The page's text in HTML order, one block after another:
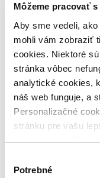
Môžeme pracovať
Aby sme vedeli,
mohli vám zobraziť
cookies. Niektoré
stránka vôbec
analytické cookies,
náš web funguje, a
Personalizačné
stránku pre vašu
nám zas umožňujú
nám pomohlo, keby
súhlasu
Potrebné
Zelený
Pridaj sa
Pridaj sa k
Aktuálne
Výberový
Pošlite mi
Povedali o
Projekty
Kampane
Záložky
Náš labák
Médiá a partneri